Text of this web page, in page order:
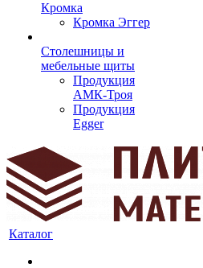
Кромка
Кромка Эггер
Столешницы и
мебельные щиты
Продукция
АМК-Троя
Продукция
Egger
Каталог